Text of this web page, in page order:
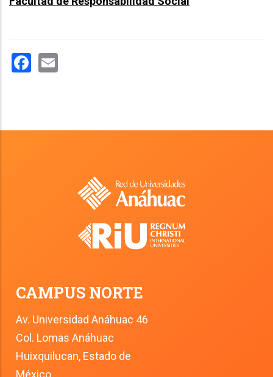
Facebook
CAMPUS NORTE
Av. Universidad Anáhuac 46
Col. Lomas Anáhuac
Huixquilucan, Estado de
México